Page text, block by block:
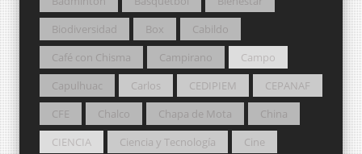
Biodiversidad
Box
Cabildo
Café con Chisma
Campirano
Campo
Capulhuac
Carlos CEDIPIEM
CEPANAF
CFE
Chalco Chapa de Mota
China
CIENCIA
Ciencia y Tecnología
Cine